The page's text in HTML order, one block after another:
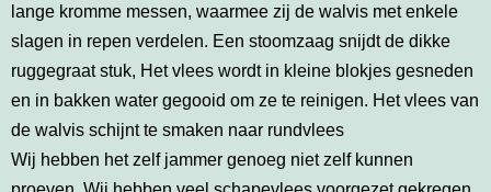
lange kromme messen, waarmee zij de walvis met enkele
slagen in repen verdelen. Een stoomzaag snijdt de dikke
ruggegraat stuk, Het vlees wordt in kleine blokjes gesneden
en in bakken water gegooid om ze te reinigen. Het vlees van
de walvis schijnt te smaken naar rundvlees
Wij hebben het zelf jammer genoeg niet zelf kunnen